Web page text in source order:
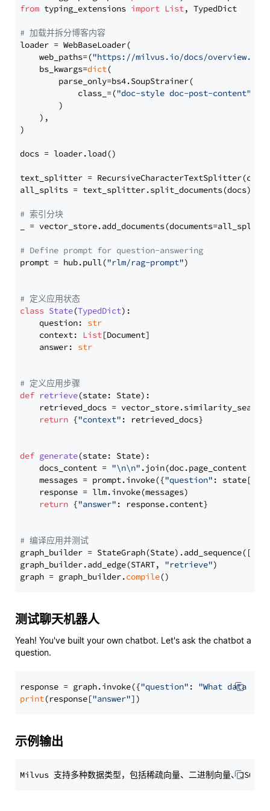
from typing_extensions import List, TypedDict
# 加载并拆分博客内容
loader = WebBaseLoader(
    web_paths=(
"https://milvus.io/docs/overview.md"
    bs_kwargs=
dict(
        parse_only=bs4.SoupStrainer(
            class_=(
"doc-style doc-post-content"
        )
    ),
)
docs = loader.load()
text_splitter =
all_splits = text_splitter.split_documents(docs)
# 索引分块
_ = vector_store.add_documents(documents=all_splits)
# Define prompt for question-answering
prompt = hub.pull("rlm/rag-prompt")
# 定义应用状态
class State(TypedDict):
    question:
str
    context:
List[Document]
    answer:
str
# 定义应用步骤
def retrieve(state: State):
retrieved_docs =
return {"context" : retrieved_docs}
def generate(state: State):
    docs_content =
"\n\n" .join(doc.page_content
    messages = prompt.invoke({
"question" : state[
    response = llm.invoke(messages)
return {"answer" : response.content}
# 编译应用并测试
graph_builder =
graph_builder.add_edge(START, "retrieve")
graph = graph_builder.compile
测试聊天机器人
Yeah! You've built your own chatbot. Let's ask the chatbot a
question.
response = graph.invoke({"question" : "What data
print(response["answer"
示例输出